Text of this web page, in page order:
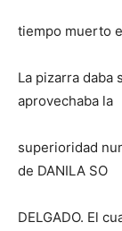
tiempo muerto
La pizarra daba
aprovechaba la
superioridad
de DANILA SO
DELGADO. El